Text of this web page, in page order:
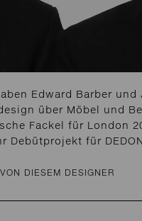
Edward Barber
über Möbel und
Fackel für London
Debütprojekt für
DIESEM DESIGNER